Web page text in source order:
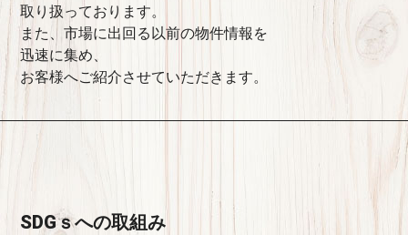
取り扱っております。
また、市場に出回る以前の物件情報を
迅速に集め、
お客様へご紹介させていただきます。
SDGｓへの取組み